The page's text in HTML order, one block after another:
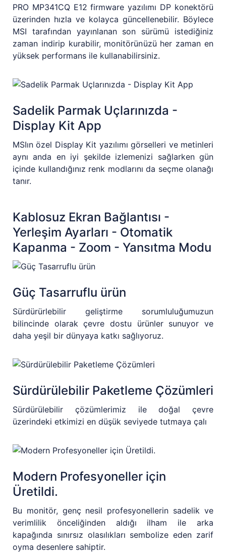
PRO MP341CQ E12 firmware yazılımı DP konektörü
üzerinden hızla ve kolayca güncellenebilir. Böylece
MSI tarafından yayınlanan son sürümü istediğiniz
zaman indirip kurabilir, monitörünüzü her zaman en
yüksek performans ile kullanabilirsiniz.
Sadelik Parmak Uçlarınızda -
Display Kit App
MSIın özel Display Kit yazılımı görselleri ve metinleri
aynı anda en iyi şekilde izlemenizi sağlarken gün
içinde kullandığınız renk modlarını da seçme olanağı
tanır.
Kablosuz Ekran Bağlantısı -
Yerleşim Ayarları - Otomatik
Kapanma - Zoom - Yansıtma Modu
Güç Tasarruflu ürün
Sürdürürlebilir geliştirme sorumluluğumuzun
bilincinde olarak çevre dostu ürünler sunuyor ve
daha yeşil bir dünyaya katkı sağlıyoruz.
Sürdürülebilir Paketleme Çözümleri
Sürdürülebilir çözümlerimiz ile doğal çevre
üzerindeki etkimizi en düşük seviyede tutmaya çalı
Modern Profesyoneller için
Üretildi.
Bu monitör, genç nesil profesyonellerin sadelik ve
verimlilik önceliğinden aldığı ilham ile arka
kapağında sınırsız olasılıkları sembolize eden zarif
oyma desenlere sahiptir.